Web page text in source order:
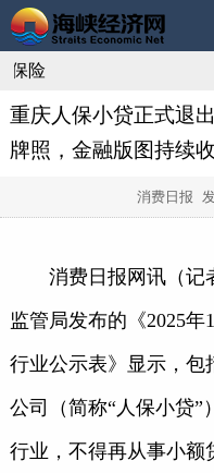
保险
重庆人保小贷正式退
牌照，金融版图持续
消费日报
消费日报 网 讯（记
监管局发布的《2025
行业公示表》显示，包
公司（简称“人保小贷”
行业，不得再从事小额